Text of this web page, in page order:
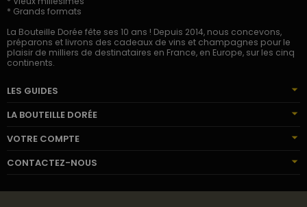
* Grands formats
La Bouteille Dorée fête ses 10 ans ! Depuis 2014, nous concevons,
préparons et livrons des cadeaux de vins et champagnes pour le
plaisir de milliers de destinataires en France, en Europe, sur les cinq
continents.
LES GUIDES
LA BOUTEILLE DORÉE
VOTRE COMPTE
CONTACTEZ-NOUS